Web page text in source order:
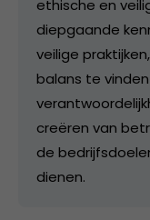
ethische en
diepgaande
veilige
balans te
creëren van
de
dienen.